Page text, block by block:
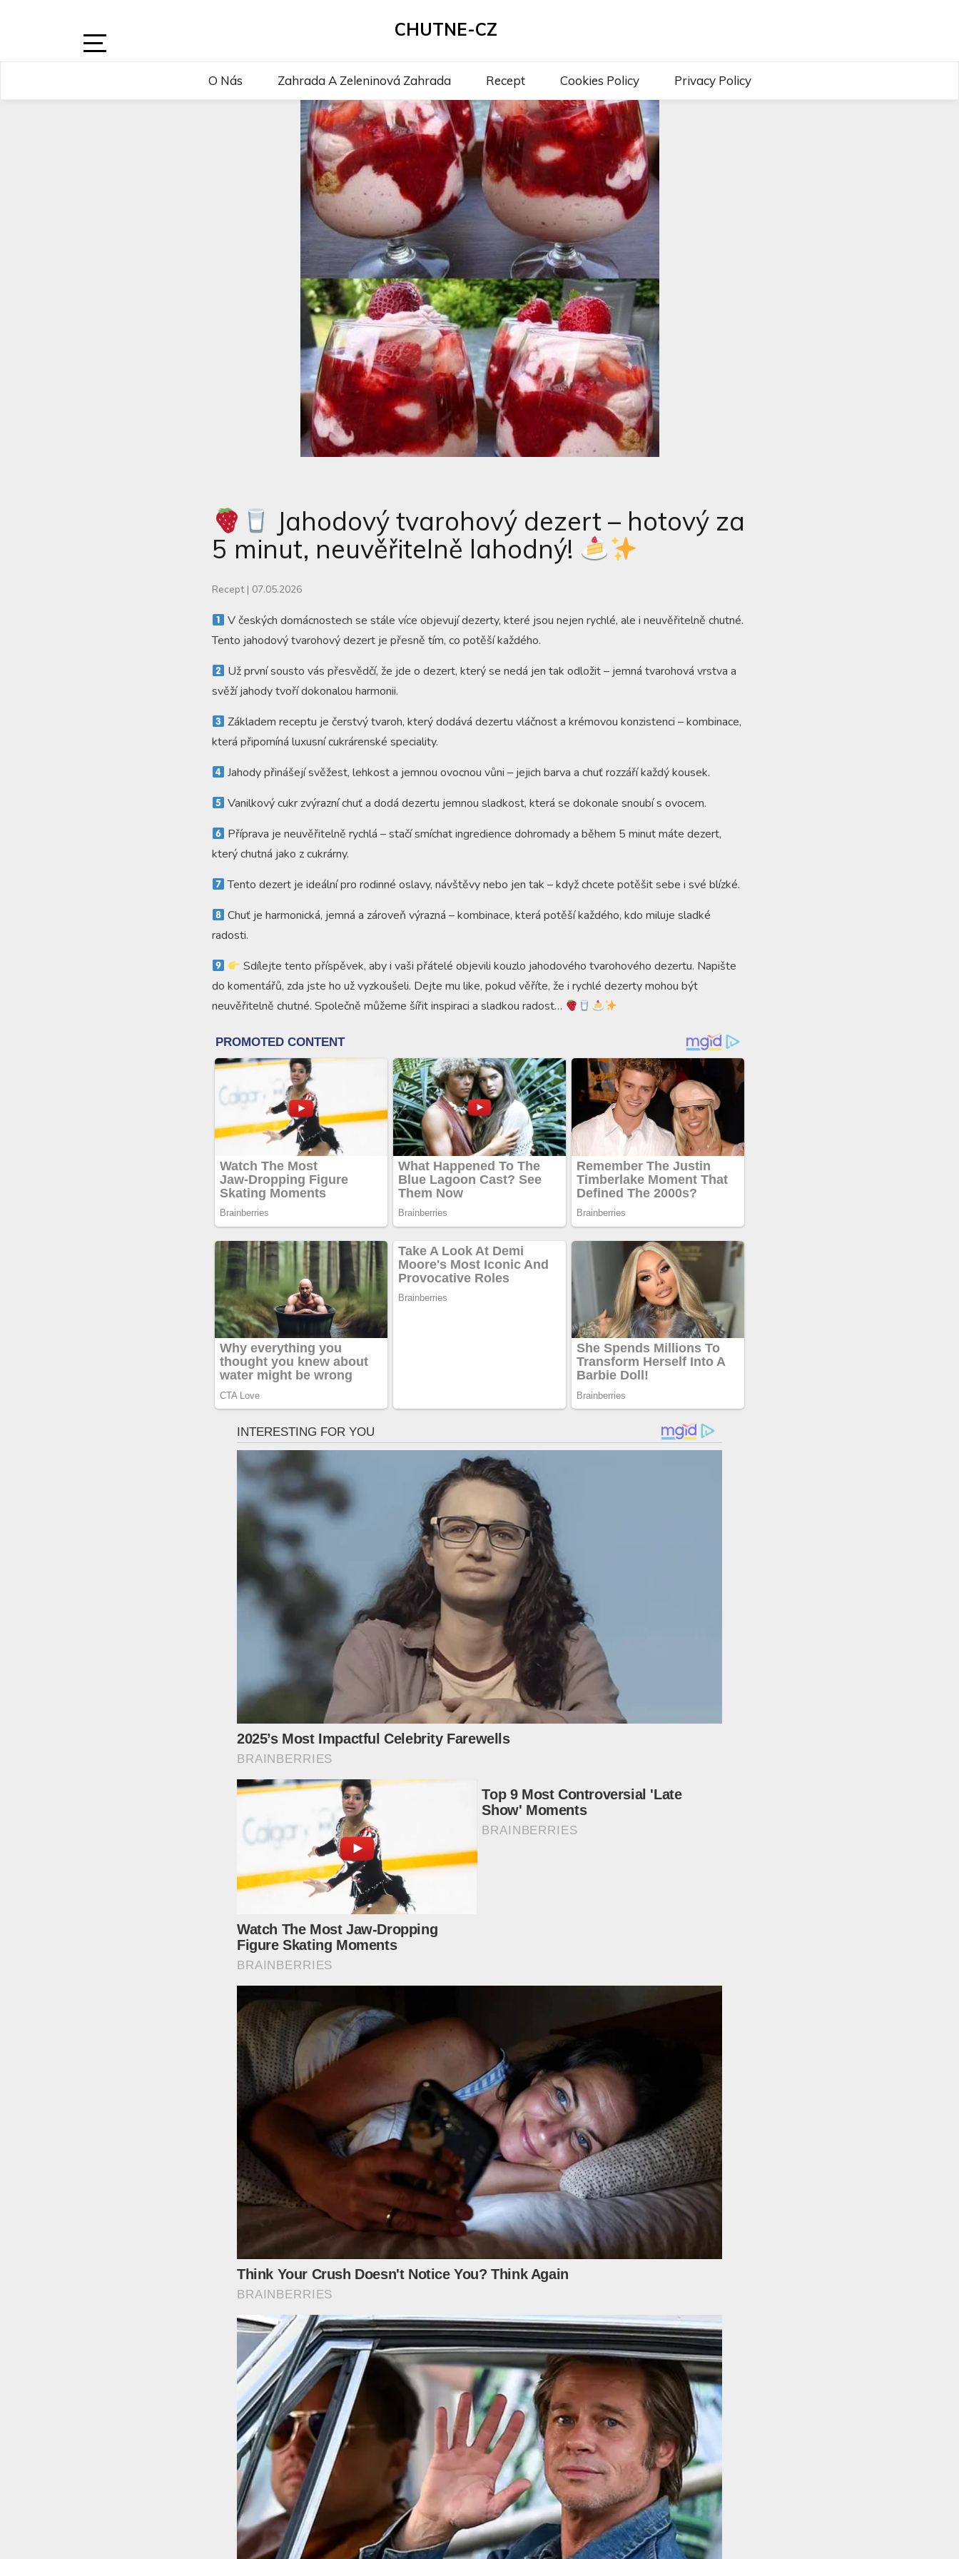
Open
CHUTNE-CZ
O Nás Zahrada A Zeleninová Zahrada Recept Cookies Policy Privacy Policy
Jahodový tvarohový dezert – hotový za
5 minut, neuvěřitelně lahodný!
Recept | 07.05.2026
V českých domácnostech se stále více objevují dezerty, které jsou nejen rychlé, ale i neuvěřitelně chutné.
Tento jahodový tvarohový dezert je přesně tím, co potěší každého.
Už první sousto vás přesvědčí, že jde o dezert, který se nedá jen tak odložit – jemná tvarohová vrstva a
svěží jahody tvoří dokonalou harmonii.
Základem receptu je čerstvý tvaroh, který dodává dezertu vláčnost a krémovou konzistenci – kombinace,
která připomíná luxusní cukrárenské speciality.
Jahody přinášejí svěžest, lehkost a jemnou ovocnou vůni – jejich barva a chuť rozzáří každý kousek.
Vanilkový cukr zvýrazní chuť a dodá dezertu jemnou sladkost, která se dokonale snoubí s ovocem.
Příprava je neuvěřitelně rychlá – stačí smíchat ingredience dohromady a během 5 minut máte dezert,
který chutná jako z cukrárny.
Tento dezert je ideální pro rodinné oslavy, návštěvy nebo jen tak – když chcete potěšit sebe i své blízké.
Chuť je harmonická, jemná a zároveň výrazná – kombinace, která potěší každého, kdo miluje sladké
radosti.
Sdílejte tento příspěvek, aby i vaši přátelé objevili kouzlo jahodového tvarohového dezertu. Napište
do komentářů, zda jste ho už vyzkoušeli. Dejte mu like, pokud věříte, že i rychlé dezerty mohou být
neuvěřitelně chutné. Společně můžeme šířit inspiraci a sladkou radost…